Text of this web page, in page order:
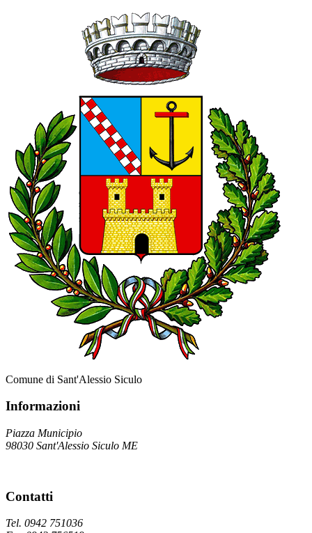
Comune di Sant'Alessio Siculo
Informazioni
Piazza Municipio
98030 Sant'Alessio Siculo ME
Contatti
Tel. 0942 751036